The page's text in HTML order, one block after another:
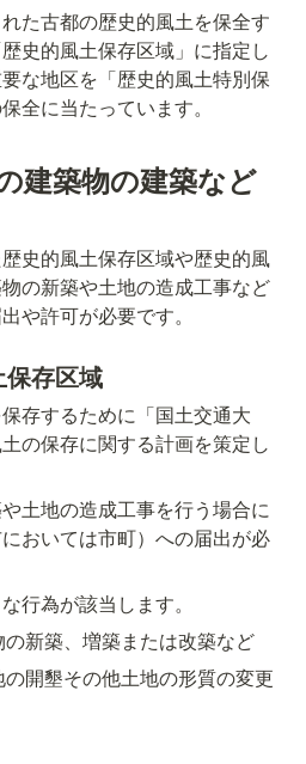
た古都の歴史的風土を保全す
史的風土保存区域」に指定し
な地区を「歴史的風土特別保
全に当たっています。
建築物の建築など
史的風土保存区域や歴史的風
の新築や土地の造成工事など
や許可が必要です。
保存区域
存するために「国土交通大
の保存に関する計画を策定し
土地の造成工事を行う場合に
おいては市町）への届出が必
行為が該当します。
新築、増築または改築など
開墾その他土地の形質の変更